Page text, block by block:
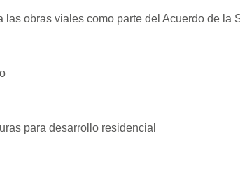
obras viales como parte del Acuerdo de la
para desarrollo residencial